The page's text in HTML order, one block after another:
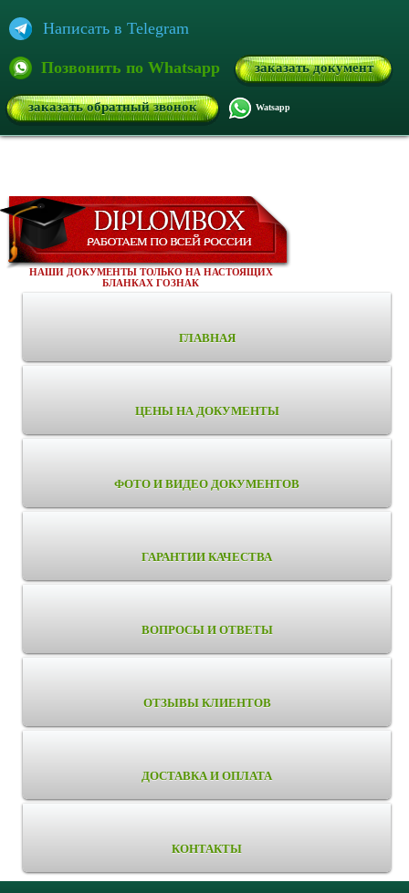
Написать в Telegram
Позвонить по Whatsapp заказать документ
заказать обратный звонок Watsapp
НАШИ ДОКУМЕНТЫ ТОЛЬКО НА НАСТОЯЩИХ
БЛАНКАХ ГОЗНАК
ГЛАВНАЯ
ЦЕНЫ НА ДОКУМЕНТЫ
ФОТО И ВИДЕО ДОКУМЕНТОВ
ГАРАНТИИ КАЧЕСТВА
ВОПРОСЫ И ОТВЕТЫ
ОТЗЫВЫ КЛИЕНТОВ
ДОСТАВКА И ОПЛАТА
КОНТАКТЫ